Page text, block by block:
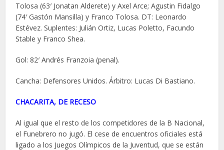
Tolosa (63′ Jonatan Alderete) y Axel Arce; Agustin Fidalgo
(74′ Gastón Mansilla) y Franco Tolosa. DT: Leonardo
Estévez. Suplentes: Julián Ortiz, Lucas Poletto, Facundo
Stable y Franco Shea.
Gol: 82′ Andrés Franzoia (penal).
Cancha: Defensores Unidos. Árbitro: Lucas Di Bastiano.
CHACARITA, DE RECESO
Al igual que el resto de los competidores de la B Nacional,
el Funebrero no jugó. El cese de encuentros oficiales está
ligado a los Juegos Olímpicos de la Juventud, que se están